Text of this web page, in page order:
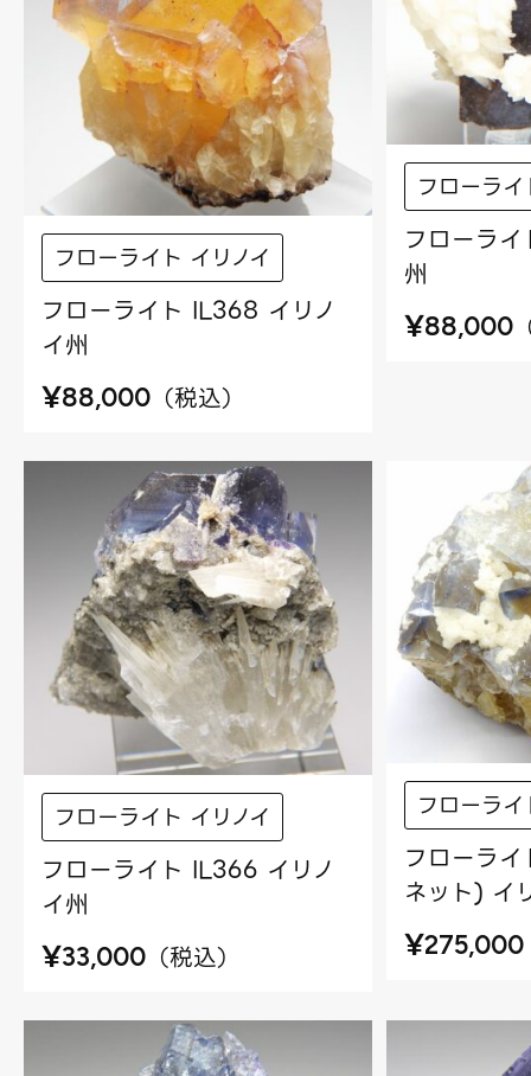
フローライト イリノイ
フローライト IL368 イリノ
イ州
¥88,000 （税込）
フローラ
フローラ
州
¥88,000
フローライト イリノイ
フローライト IL366 イリノ
イ州
¥33,000 （税込）
フローラ
フローラ
ネット) イ
¥275,000